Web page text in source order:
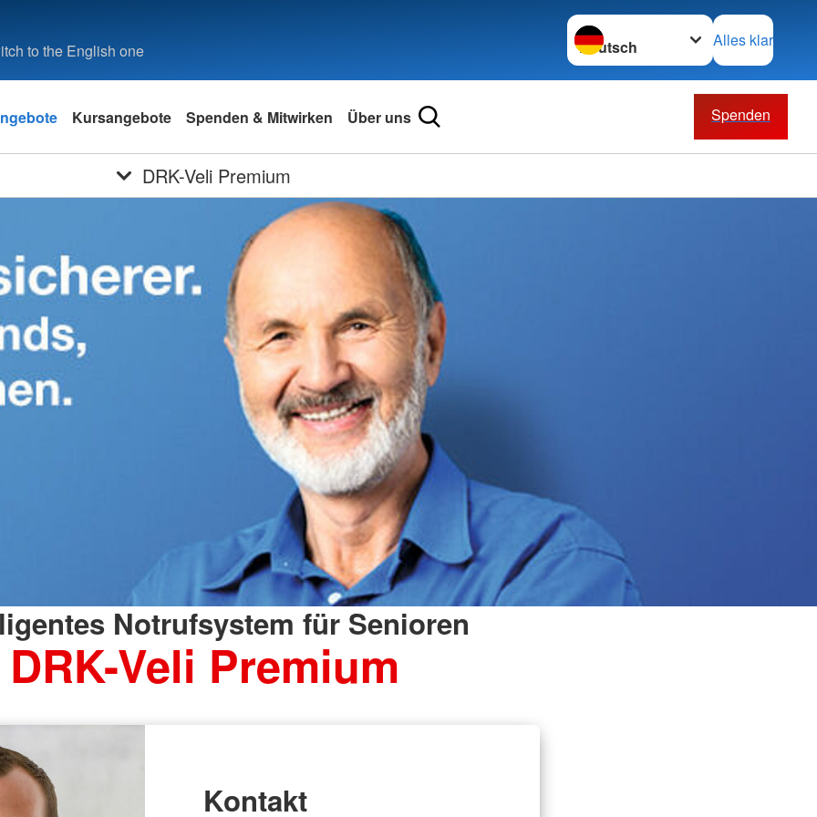
to the English one
Sprache wechseln zu
Alles klar
Kursangebote Spenden & Mitwirken Über uns Spenden
DRK-Veli Premium
Notrufsystem für Senioren
DRK-Veli Premium
Kontakt